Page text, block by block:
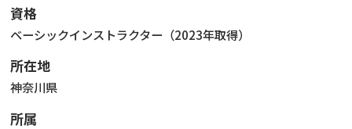
資格
ベーシックインストラクター（2023年取得）
所在地
神奈川県
所属